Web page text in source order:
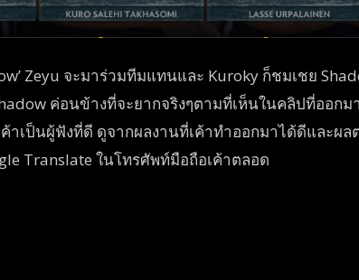
Zeyu จะมาร่วมทีมแทนและ Kuroky ก็ชมเชย
ค่อนข้างที่จะยากจริงๆตามที่เห็นในคลิปที่ออกม
ค้าเป็นผู้ฟังที่ดี ดูจากผลงานที่เค้าทำออกมาได้ดีและผ
Translate ในโทรศัพท์มือถือเค้าตลอด